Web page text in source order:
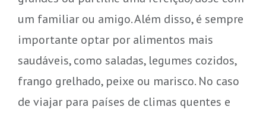
um familiar ou amigo. Além disso, é sempre
importante optar por alimentos mais
saudáveis, como saladas, legumes cozidos,
frango grelhado, peixe ou marisco. No caso
de viajar para países de climas quentes e